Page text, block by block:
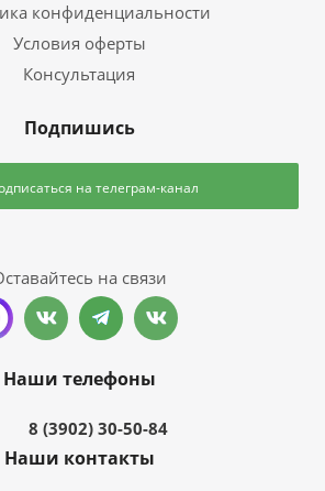
конфиденциальности
Условия оферты
Консультация
Подпишись
на телеграм-канал
на связи
Наши телефоны
8 (3902) 30-50-84
Наши контакты